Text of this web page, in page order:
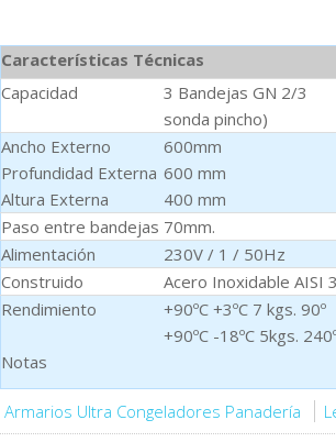
Características Técnicas
Capacidad
3 Bandejas GN 2/3
sonda pincho)
Ancho Externo
Profundidad Externa
Altura Externa
600mm
600 mm
400 mm
Paso entre bandejas 70mm.
Alimentación
230V / 1 / 50Hz
Construido
Acero Inoxidable AISI
Rendimiento
Notas
+90ºC +3ºC 7 kgs. 90º
+90ºC -18ºC 5kgs.
Armarios Ultra Congeladores Panadería